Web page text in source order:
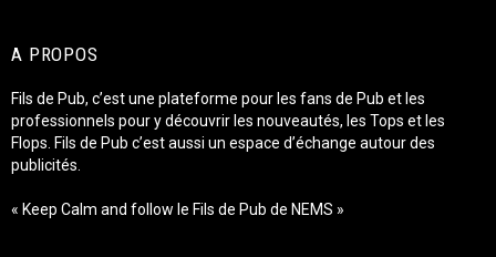
A PROPOS
Fils de Pub, c’est une plateforme pour les fans de Pub et les
professionnels pour y découvrir les nouveautés, les Tops et les
Flops. Fils de Pub c’est aussi un espace d’échange autour des
publicités.
« Keep Calm and follow le Fils de Pub de NEMS »